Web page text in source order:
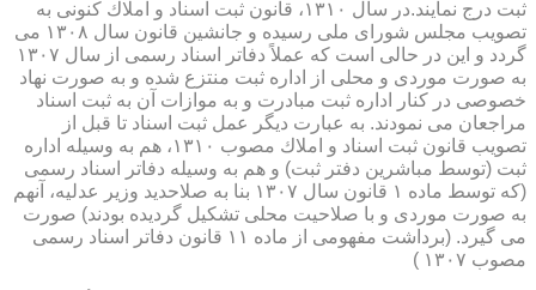
ثبت درج نمایند.در سال ۱۳۱۰، قانون ثبت اسناد و املاك كنونی به
تصویب مجلس شورای ملی رسیده و جانشین قانون سال ۱۳۰۸ می
گردد و این در حالی است كه عملاً دفاتر اسناد رسمی از سال ۱۳۰۷
به صورت موردی و محلی از اداره ثبت منتزع شده و به صورت نهاد
خصوصی در كنار اداره ثبت مبادرت و به موازات آن به ثبت اسناد
مراجعان می نمودند. به عبارت دیگر عمل ثبت اسناد تا قبل از
تصویب قانون ثبت اسناد و املاك مصوب ۱۳۱۰، هم به وسیله اداره
ثبت (توسط مباشرین دفتر ثبت) و هم به وسیله دفاتر اسناد رسمی
(كه توسط ماده ۱ قانون سال ۱۳۰۷ بنا به صلاحدید وزیر عدلیه، آنهم
به صورت موردی و با صلاحیت محلی تشكیل گردیده بودند) صورت
می گیرد. (برداشت مفهومی از ماده ۱۱ قانون دفاتر اسناد رسمی
مصوب ۱۳۰۷ )